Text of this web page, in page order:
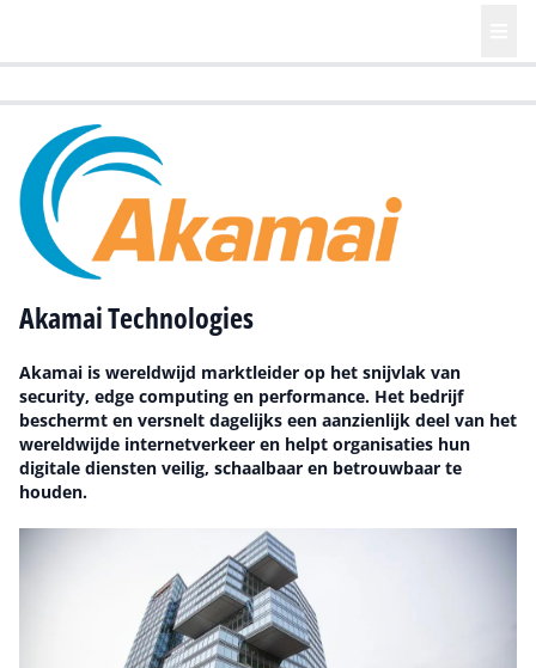
Akamai Technologies
Akamai is wereldwijd marktleider op het snijvlak van
security, edge computing en performance. Het bedrijf
beschermt en versnelt dagelijks een aanzienlijk deel van het
wereldwijde internetverkeer en helpt organisaties hun
digitale diensten veilig, schaalbaar en betrouwbaar te
houden.